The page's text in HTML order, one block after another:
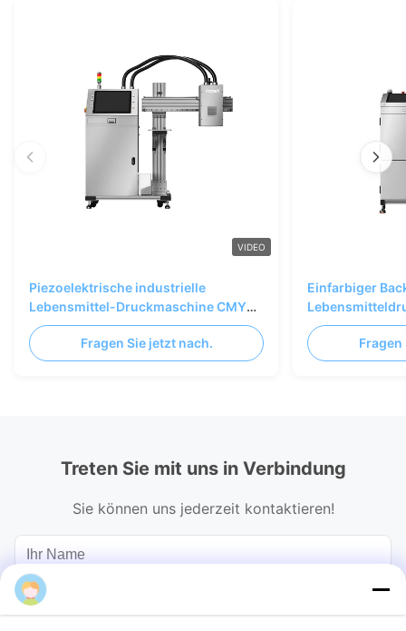
VIDEO
Piezoelektrische industrielle
Lebensmittel-Druckmaschine CMYK
Vollfarbe 75 m/Min
Fragen Sie jetzt nach.
Einfarbiger
Essbares Bild
Fragen
Treten Sie mit uns in Verbindung
Sie können uns jederzeit kontaktieren!